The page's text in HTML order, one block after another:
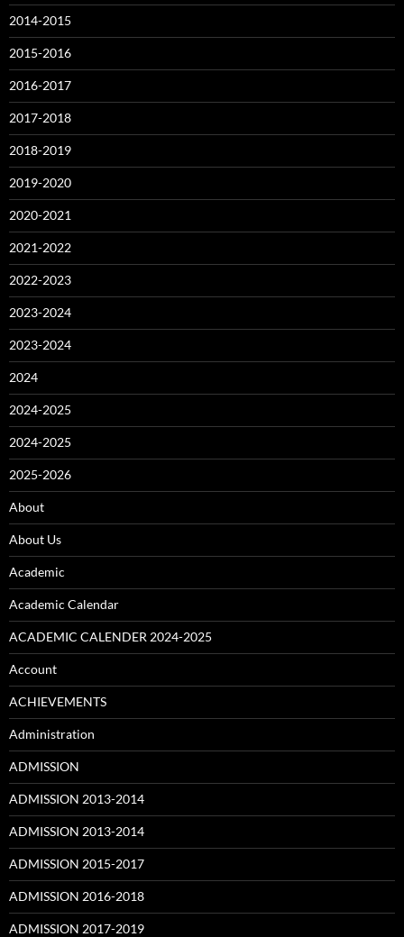
2014-2015
2015-2016
2016-2017
2017-2018
2018-2019
2019-2020
2020-2021
2021-2022
2022-2023
2023-2024
2023-2024
2024
2024-2025
2024-2025
2025-2026
About
About Us
Academic
Academic Calendar
ACADEMIC CALENDER 2024-2025
Account
ACHIEVEMENTS
Administration
ADMISSION
ADMISSION 2013-2014
ADMISSION 2013-2014
ADMISSION 2015-2017
ADMISSION 2016-2018
ADMISSION 2017-2019